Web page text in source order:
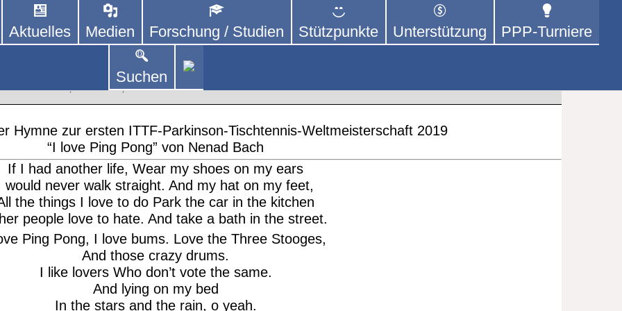
E. V.
von kooperierenden Vereinen und Einzelpersonen, der sich – mit dem Mittel
um Personen mit Parkinson und deren Angehörige kümmert.
Aktuelles Medien Forschung / Studien Stützpunkte Unterstützung PPP-Turniere
Suchen
News,PPP Infos
Hymne zur ersten ITTF-Parkinson-Tischtennis-Weltmeisterschaft 2019
“I love Ping Pong” von Nenad Bach
If I had another life, Wear my shoes on my ears
would never walk straight. And my hat on my feet,
the things I love to do Park the car in the kitchen
people love to hate. And take a bath in the street.
Ping Pong, I love bums. Love the Three Stooges,
And those crazy drums.
I like lovers Who don’t vote the same.
And lying on my bed
In the stars and the rain, o yeah.